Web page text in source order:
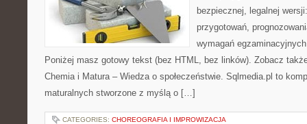
bezpiecznej, legalnej
przygotowań,
wymagań
Poniżej masz gotowy tekst (bez HTML, bez linków). Zobacz
Chemia i Matura – Wiedza o społeczeństwie. Sqlmedia.pl to
maturalnych stworzone z myślą o […]
CATEGORIES: CHOREOGRAFIA I IMPROWIZACJA